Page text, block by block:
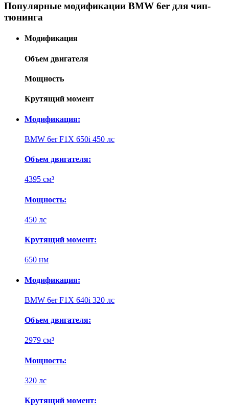
Популярные модификации BMW 6er для чип-
тюнинга
Модификация
Объем двигателя
Мощность
Крутящий момент
Модификация:
BMW 6er F1X 650i 450 лс
Объем двигателя:
4395 см³
Мощность:
450 лс
Крутящий момент:
650 нм
Модификация:
BMW 6er F1X 640i 320 лс
Объем двигателя:
2979 см³
Мощность:
320 лс
Крутящий момент: